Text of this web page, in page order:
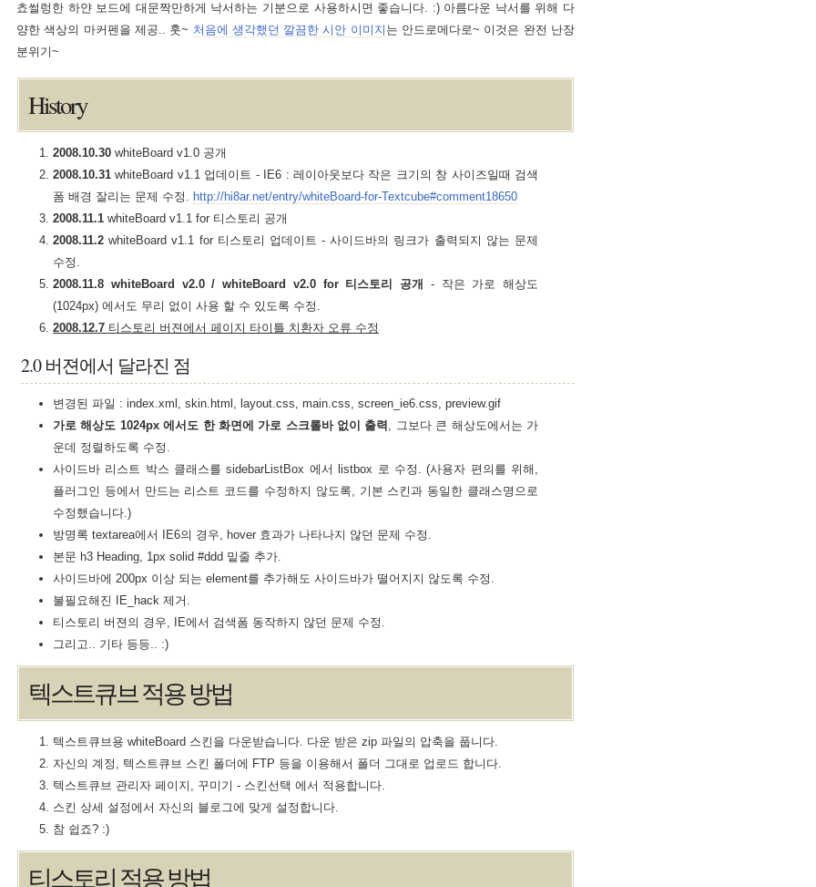
쵸썰렁한 하얀 보드에 대문짝만하게 낙서하는 기분으로 사용하시면 좋습니다. :) 아름다운 낙서를 위해 다
양한 색상의 마커펜을 제공.. 훗~ 처음에 생각했던 깔끔한 시안 이미지 는 안드로메다로~ 이것은 완전 난장
분위기~
History
2008.10.30 whiteBoard v1.0 공개
2008.10.31 whiteBoard v1.1 업데이트 - IE6 : 레이아웃보다 작은 크기의 창 사이즈일때 검색
폼 배경 잘리는 문제 수정. http://hi8ar.net/entry/whiteBoard-for-Textcube#comment18650
2008.11.1 whiteBoard v1.1 for 티스토리 공개
2008.11.2 whiteBoard v1.1 for 티스토리 업데이트 - 사이드바의 링크가 출력되지 않는 문제
수정.
2008.11.8 whiteBoard v2.0 / whiteBoard v2.0 for 티스토리 공개
- 작은 가로 해상도
(1024px) 에서도 무리 없이 사용 할 수 있도록 수정.
2008.12.7 티스토리 버젼에서 페이지 타이틀 치환자 오류 수정
2.0 버젼에서 달라진 점
변경된 파일 : index.xml, skin.html, layout.css, main.css, screen_ie6.css, preview.gif
가로 해상도 1024px 에서도 한 화면에 가로 스크롤바 없이 출력 , 그보다 큰 해상도에서는 가
운데 정렬하도록 수정.
사이드바 리스트 박스 클래스를 sidebarListBox 에서 listbox 로 수정. (사용자 편의를 위해,
플러그인 등에서 만드는 리스트 코드를 수정하지 않도록, 기본 스킨과 동일한 클래스명으로
수정했습니다.)
방명록 textarea에서 IE6의 경우, hover 효과가 나타나지 않던 문제 수정.
본문 h3 Heading, 1px solid #ddd 밑줄 추가.
사이드바에 200px 이상 되는 element를 추가해도 사이드바가 떨어지지 않도록 수정.
불필요해진 IE_hack 제거.
티스토리 버젼의 경우, IE에서 검색폼 동작하지 않던 문제 수정.
그리고.. 기타 등등.. :)
텍스트큐브 적용 방법
텍스트큐브용 whiteBoard 스킨을 다운받습니다. 다운 받은 zip 파일의 압축을 풉니다.
자신의 계정, 텍스트큐브 스킨 폴더에 FTP 등을 이용해서 폴더 그대로 업로드 합니다.
텍스트큐브 관리자 페이지, 꾸미기 - 스킨선택 에서 적용합니다.
스킨 상세 설정에서 자신의 블로그에 맞게 설정합니다.
참 쉽죠? :)
티스토리 적용 방법